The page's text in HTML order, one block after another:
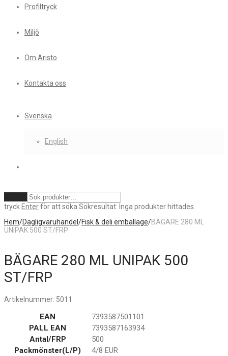
Profiltryck
Miljö
Om Aristo
Kontakta oss
Svenska
English
tryck Enterför att söka Sökresultat: Inga produkter hittades.
Hem/Dagligvaruhandel /Fisk & deli emballage/BÄGARE 280 ML
UNIPAK 500 ST/FRP
BÄGARE 280 ML UNIPAK 500
ST/FRP
Artikelnummer: 5011
EAN
7393587501101
PALL EAN
7393587163934
Antal/FRP
500
Packmönster(L/P)
4/8 EUR